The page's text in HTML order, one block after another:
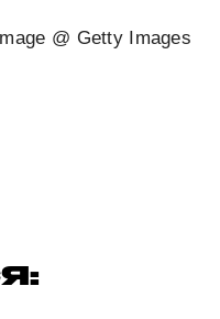
@ Getty Images